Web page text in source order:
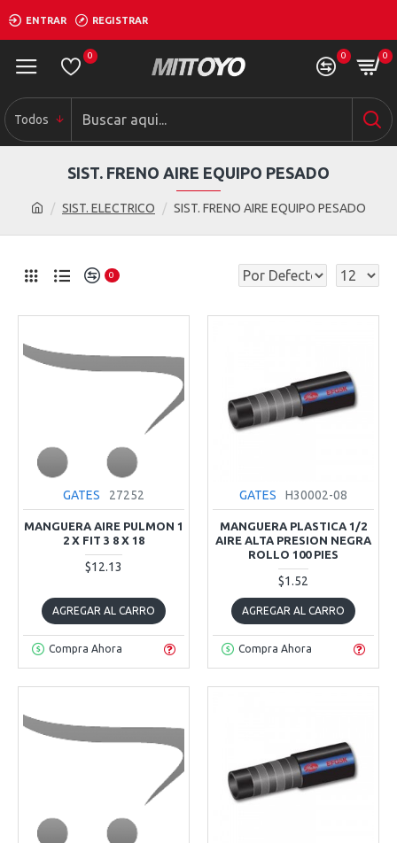
ENTRAR REGISTRAR
0 0 0
Todos
SIST. ELECTRICO SIST. FRENO AIRE EQUIPO PESADO
SIST. FRENO AIRE EQUIPO PESADO
0
GATES 27252
MANGUERA AIRE PULMON 1
2 X FIT 3 8 X 18
$12.13
AGREGAR AL CARRO
Compra Ahora
GATES H30002-08
MANGUERA PLASTICA 1/2
AIRE ALTA PRESION NEGRA
ROLLO 100 PIES
$1.52
AGREGAR AL CARRO
Compra Ahora